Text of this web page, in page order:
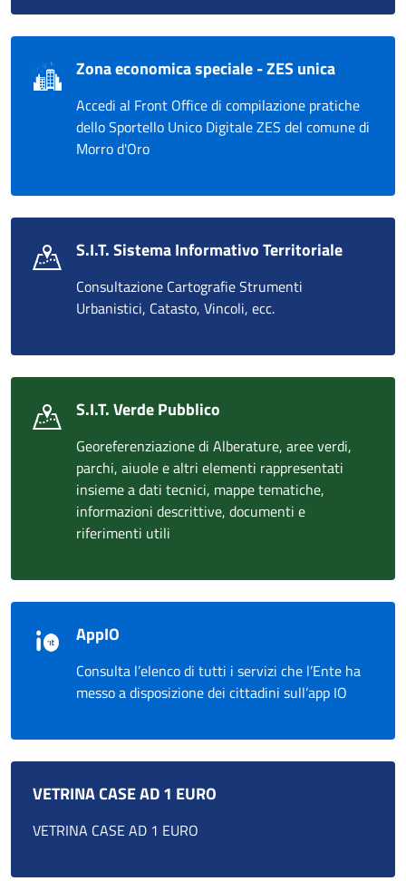
Zona economica speciale - ZES unica
Accedi al Front Office di compilazione pratiche
dello Sportello Unico Digitale ZES del comune di
Morro d'Oro
S.I.T. Sistema Informativo Territoriale
Consultazione Cartografie Strumenti
Urbanistici, Catasto, Vincoli, ecc.
S.I.T. Verde Pubblico
Georeferenziazione di Alberature, aree verdi,
parchi, aiuole e altri elementi rappresentati
insieme a dati tecnici, mappe tematiche,
informazioni descrittive, documenti e
riferimenti utili
AppIO
Consulta l’elenco di tutti i servizi che l’Ente ha
messo a disposizione dei cittadini sull’app IO
VETRINA CASE AD 1 EURO
VETRINA CASE AD 1 EURO